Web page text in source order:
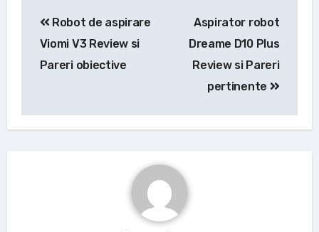
în
articole
Robot de aspirare
Viomi V3 Review si
Pareri obiective
Aspirator robot
Dreame D10 Plus
Review si Pareri
pertinente